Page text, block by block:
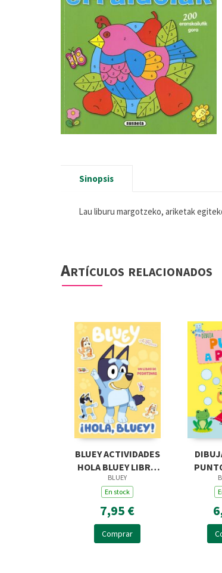
Sinopsis
Lau liburu margotzeko, ariketak
Artículos relacionados
BLUEY ACTIVIDADES
HOLA BLUEY LIBRO
DE PEGATINAS
BLUEY
En stock
7,95 €
Comprar